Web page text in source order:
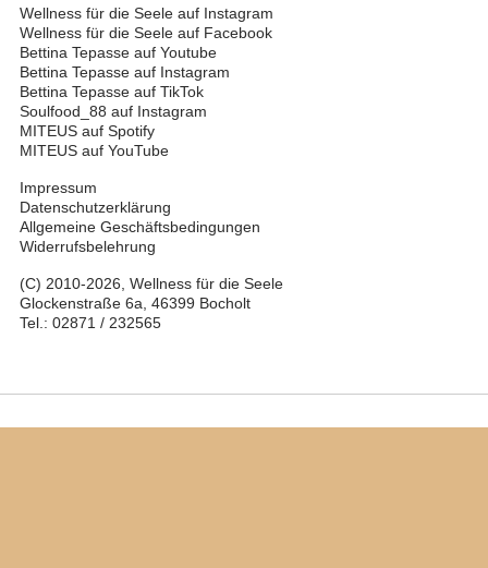
Wellness für die Seele auf Instagram
Wellness für die Seele auf Facebook
Bettina Tepasse auf Youtube
Bettina Tepasse auf Instagram
Bettina Tepasse auf TikTok
Soulfood_88 auf Instagram
MITEUS auf Spotify
MITEUS auf YouTube
Impressum
Datenschutzerklärung
Allgemeine Geschäftsbedingungen
Widerrufsbelehrung
(C) 2010-2026, Wellness für die Seele
Glockenstraße 6a, 46399 Bocholt
Tel.: 02871 / 232565